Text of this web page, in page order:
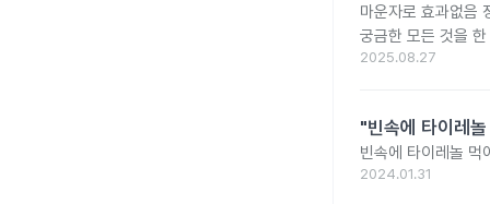
마운자로 효과없음
궁금한 모든 것을
2025.08.27
"빈속에 타이레
빈속에 타이레놀 먹
2024.01.31